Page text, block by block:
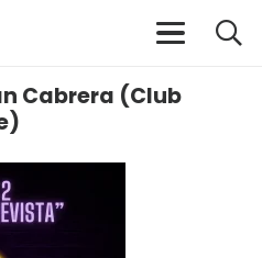
Cabrera (Club